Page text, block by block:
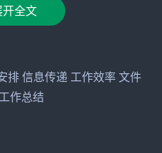
各类会议超过300次，包括
，确保信息的准确传达。
部的“桥梁”，我负责将上级
决各类问题超过50项，有
开全文
排信息传递 工作效率文件
作总结